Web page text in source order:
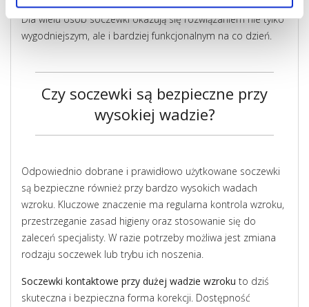
Dla wielu osób soczewki okazują się rozwiązaniem nie tylko
wygodniejszym, ale i bardziej funkcjonalnym na co dzień.
Czy soczewki są bezpieczne przy
wysokiej wadzie?
Odpowiednio dobrane i prawidłowo użytkowane soczewki
są bezpieczne również przy bardzo wysokich wadach
wzroku. Kluczowe znaczenie ma regularna kontrola wzroku,
przestrzeganie zasad higieny oraz stosowanie się do
zaleceń specjalisty. W razie potrzeby możliwa jest zmiana
rodzaju soczewek lub trybu ich noszenia.
Soczewki kontaktowe przy dużej wadzie wzroku to dziś
skuteczna i bezpieczna forma korekcji. Dostępność